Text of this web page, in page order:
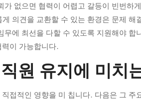
가 없으면 협력이 어렵고 갈등이 빈번하
의견을 교환할 수 있는 환경은 문제
무에 최선을 다할 수 있도록 지원해야
이 가능합니다.
원 유지에 미치
접적인 영향을 미 칩니다. 다음은 그 주